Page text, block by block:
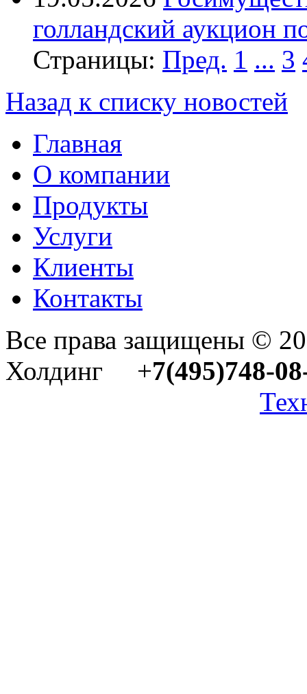
голландский аукцион
Страницы: Пред. 1 ... 3
Назад к списку новостей
Главная
О компании
Продукты
Услуги
Клиенты
Контакты
Все права защищены ©
Холдинг +7(495)748-